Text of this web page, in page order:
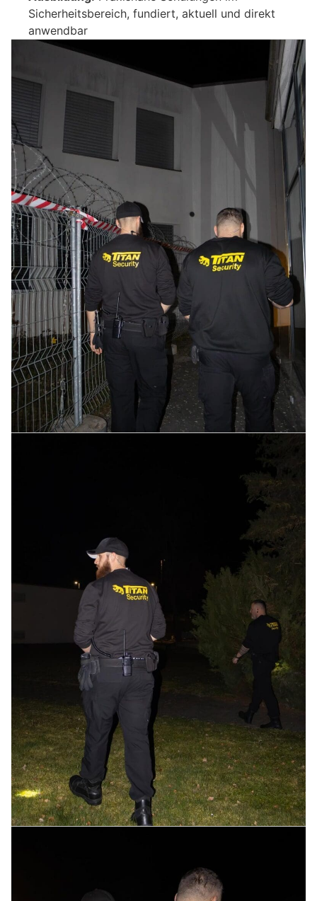
Sicherheitsbereich, fundiert, aktuell und direkt
anwendbar